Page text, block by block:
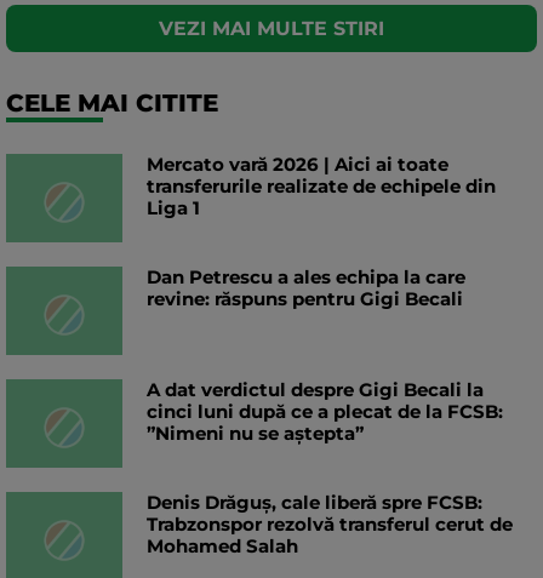
VEZI MAI MULTE STIRI
CELE MAI CITITE
Mercato vară 2026 | Aici ai toate
transferurile realizate de echipele din
Liga 1
Dan Petrescu a ales echipa la care
revine: răspuns pentru Gigi Becali
A dat verdictul despre Gigi Becali la
cinci luni după ce a plecat de la FCSB:
”Nimeni nu se aștepta”
Denis Drăguș, cale liberă spre FCSB:
Trabzonspor rezolvă transferul cerut de
Mohamed Salah